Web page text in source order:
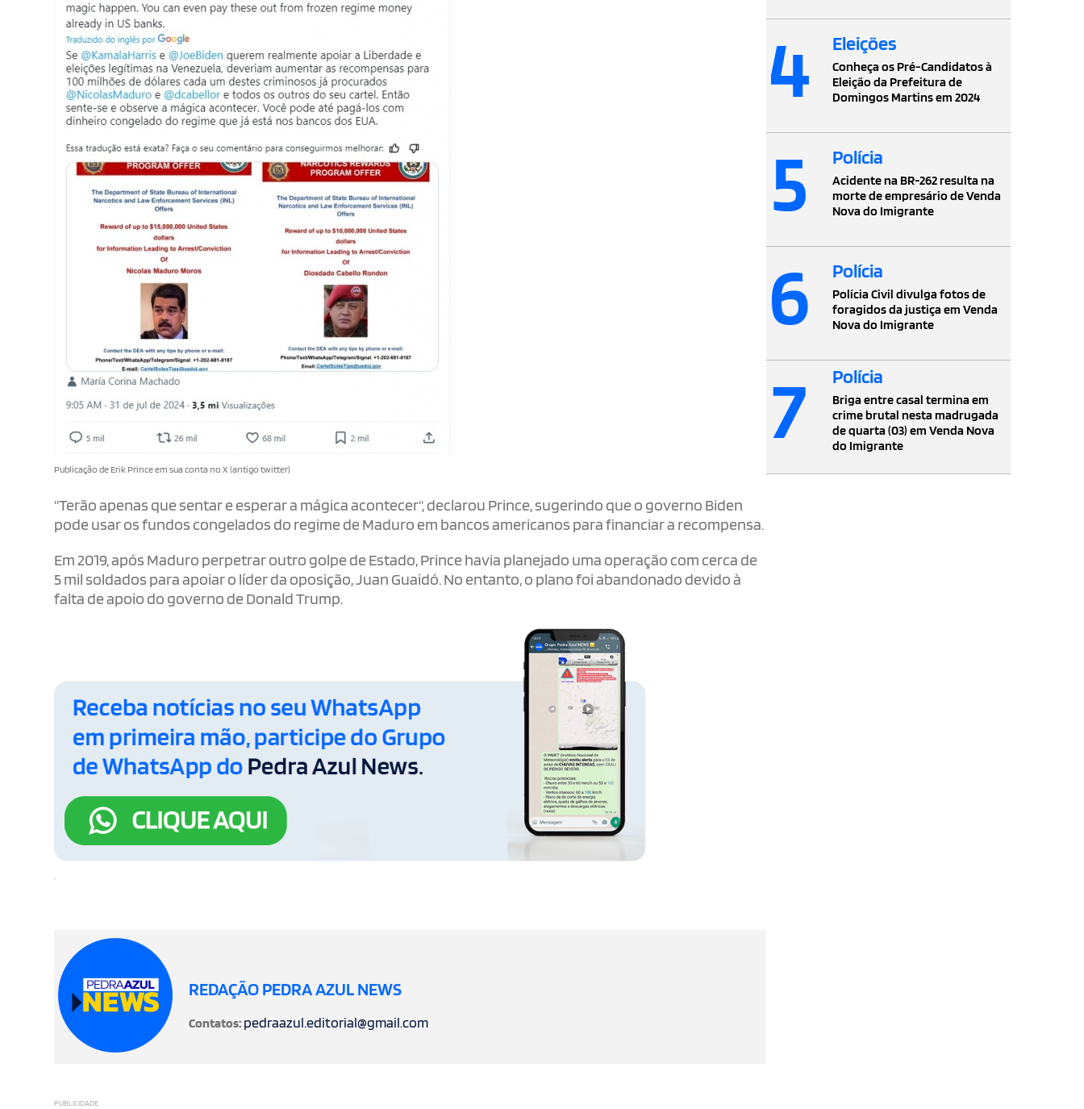
Publicação de Erik Prince em sua conta no X (antigo twitter)
"Terão apenas que sentar e esperar a mágica acontecer", declarou Prince, sugerindo que o governo Biden
pode usar os fundos congelados do regime de Maduro em bancos americanos para financiar a recompensa.
Em 2019, após Maduro perpetrar outro golpe de Estado, Prince havia planejado uma operação com cerca de
5 mil soldados para apoiar o líder da oposição, Juan Guaidó. No entanto, o plano foi abandonado devido à
falta de apoio do governo de Donald Trump.
REDAÇÃO PEDRA AZUL NEWS
Contatos: pedraazul.editorial@gmail.com
PUBLICIDADE
4 Eleições
Conheça os Pré-Candidatos à
Eleição da Prefeitura de
Domingos Martins em 2024
5 Polícia
Acidente na BR-262 resulta na
morte de empresário de Venda
Nova do Imigrante
6 Polícia
Polícia Civil divulga fotos de
foragidos da justiça em Venda
Nova do Imigrante
7 Polícia
Briga entre casal termina em
crime brutal nesta madrugada
de quarta (03) em Venda Nova
do Imigrante